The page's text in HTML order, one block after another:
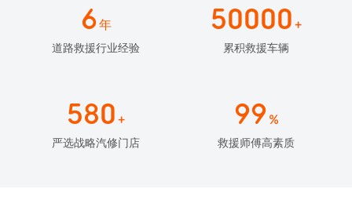
6年
道路救援行业经验
50000 +
累积救援车辆
580 +
严选战略汽修门店
99 %
救援师傅高素质